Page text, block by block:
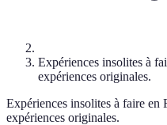
Expériences insolites à
expériences originales.
Expériences insolites à faire en
expériences originales.